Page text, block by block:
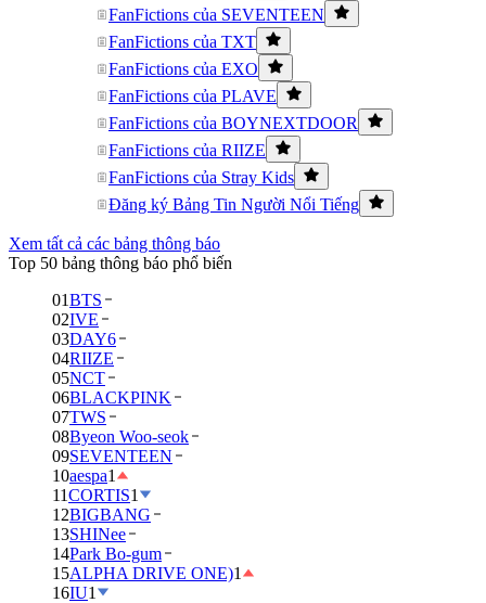
FanFictions của SEVENTEEN
FanFictions của TXT
FanFictions của EXO
FanFictions của PLAVE
FanFictions của BOYNEXTDOOR
FanFictions của RIIZE
FanFictions của Stray Kids
Đăng ký Bảng Tin Người Nổi Tiếng
Xem tất cả các bảng thông báo
Top 50 bảng thông báo phổ biến
01BTS
02IVE
03DAY6
04RIIZE
05NCT
06BLACKPINK
07TWS
08Byeon Woo-seok
09SEVENTEEN
10aespa1
11CORTIS1
12BIGBANG
13SHINee
14Park Bo-gum
15ALPHA DRIVE ONE)1
16IU1